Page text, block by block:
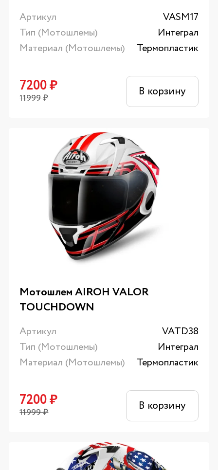
Артикул
VASM17
Тип (Мотошлемы)
Интеграл
Материал (Мотошлемы)
Термопластик
7200₽
11999₽ В корзину
Мотошлем AIROH VALOR
TOUCHDOWN
Артикул
VATD38
Тип (Мотошлемы)
Интеграл
Материал (Мотошлемы)
Термопластик
7200₽
11999₽ В корзину